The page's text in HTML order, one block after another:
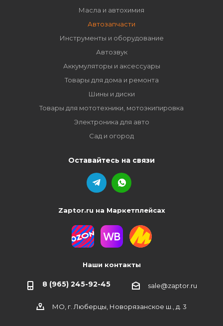
Масла и автохимия
Автозапчасти
Инструменты и оборудование
Автозвук
Аккумуляторы и аксессуары
Товары для дома и ремонта
Шины и диски
Товары для мототехники, мотоэкипировка
Электроника для авто
Сад и огород
Оставайтесь на связи
Zaptor.ru на Маркетплейсах
Наши контакты
8 (965) 245-92-45 sale@zaptor.ru
МО, г. Люберцы, Новорязанское ш., д. 3